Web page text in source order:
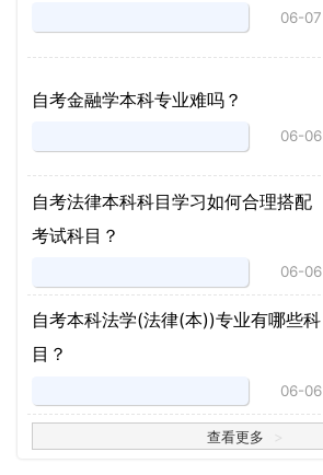
06-07
自考金融学本科专业难吗？
06-06
自考法律本科科目学习如何合理搭配
考试科目？
06-06
​自考本科法学(法律(本))专业有哪些科
目？
06-06
查看更多